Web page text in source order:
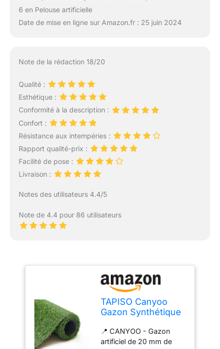
6 en Pelouse artificielle
Date de mise en ligne sur Amazon.fr : 25 juin 2024
Note de la rédaction 18/20
Qualité :
Esthétique :
Conformité à la description :
Confort :
Résistance aux intempéries :
Rapport qualité-prix :
Facilité de pose :
Livraison :
Notes des utilisateurs 4.4/5
Note de 4.4 pour 86 utilisateurs
TAPISO Canyoo
Gazon Synthétique
Tapis Gazon
Pelouse Artificielle
📍 CANYOO - Gazon
artificiel de 20 mm de